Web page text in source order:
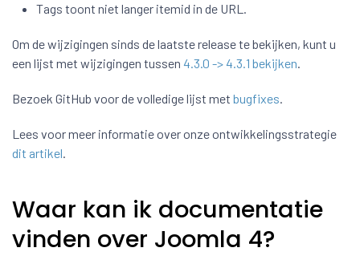
Tags toont niet langer itemid in de URL.
Om de wijzigingen sinds de laatste release te bekijken, kunt u
een lijst met wijzigingen tussen 4.3.0 -> 4.3.1 bekijken.
Bezoek GitHub voor de volledige lijst met bugfixes.
Lees voor meer informatie over onze ontwikkelingsstrategie
dit artikel.
Waar kan ik documentatie
vinden over Joomla 4?